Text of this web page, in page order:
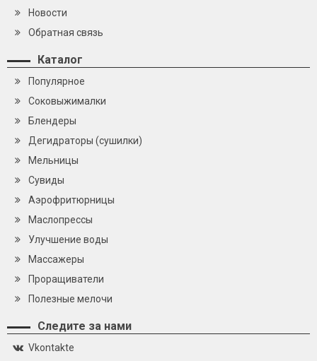
Новости
Обратная связь
Каталог
Популярное
Cоковыжималки
Блендеры
Дегидраторы (сушилки)
Мельницы
Сувиды
Аэрофритюрницы
Маслопрессы
Улучшение воды
Массажеры
Проращиватели
Полезные мелочи
Следите за нами
Vkontakte